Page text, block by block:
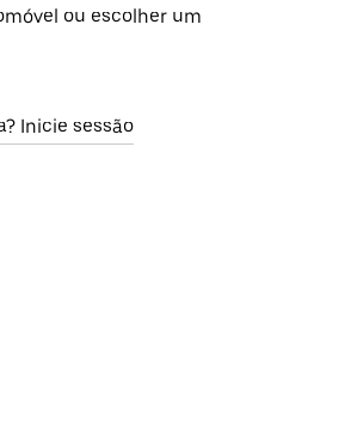
ou escolher um
Inicie sessão